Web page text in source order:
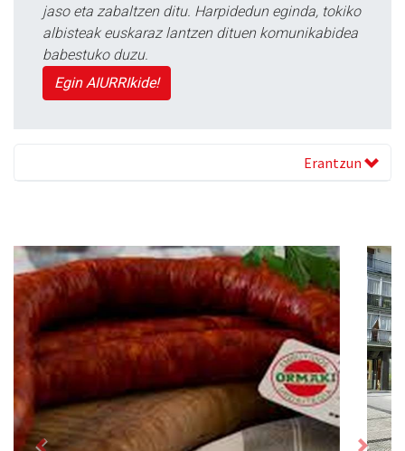
jaso eta zabaltzen ditu. Harpidedun eginda, tokiko
albisteak euskaraz lantzen dituen komunikabidea
babestuko duzu.
Egin AIURRIkide!
Erantzun